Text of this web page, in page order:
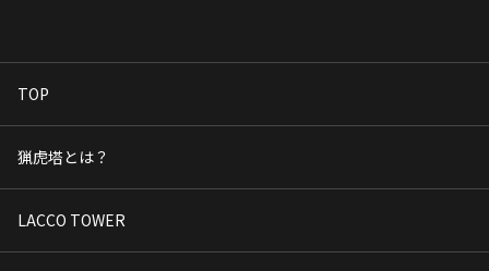
TOP
猟虎塔とは？
LACCO TOWER